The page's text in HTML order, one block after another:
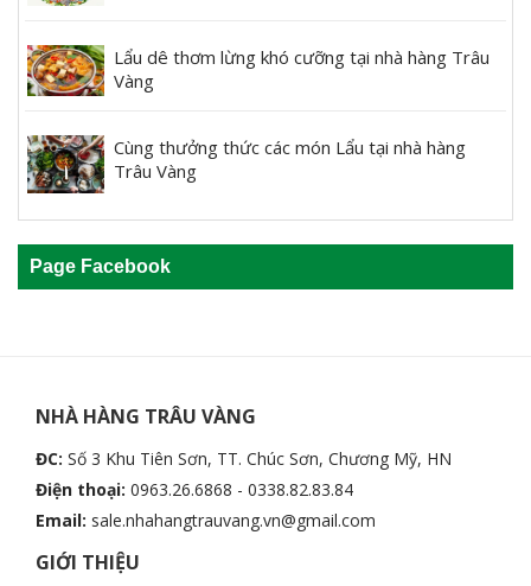
Lẩu dê thơm lừng khó cưỡng tại nhà hàng Trâu
Vàng
Cùng thưởng thức các món Lẩu tại nhà hàng
Trâu Vàng
Page Facebook
NHÀ HÀNG TRÂU VÀNG
ĐC: Số 3 Khu Tiên Sơn, TT. Chúc Sơn, Chương Mỹ, HN
Điện thoại: 0963.26.6868 - 0338.82.83.84
Email: sale.nhahangtrauvang.vn@gmail.com
GIỚI THIỆU